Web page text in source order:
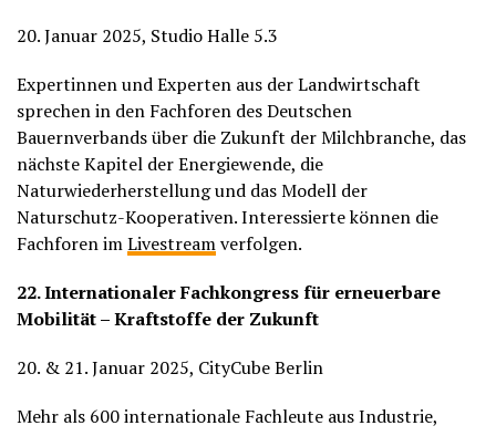
20. Januar 2025, Studio Halle 5.3
Expertinnen und Experten aus der Landwirtschaft
sprechen in den Fachforen des Deutschen
Bauernverbands über die Zukunft der Milchbranche, das
nächste Kapitel der Energiewende, die
Naturwiederherstellung und das Modell der
Naturschutz-Kooperativen. Interessierte können die
Fachforen imLivestreamverfolgen.
22. Internationaler Fachkongress für erneuerbare
Mobilität – Kraftstoffe der Zukunft
20. & 21. Januar 2025, CityCube Berlin
Mehr als 600 internationale Fachleute aus Industrie,